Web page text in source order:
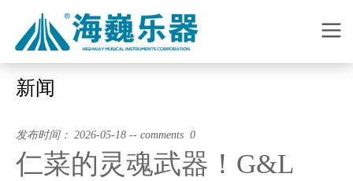
新闻
发布时间： 2026-05-18 -- comments 0
仁菜的灵魂武器！G&L